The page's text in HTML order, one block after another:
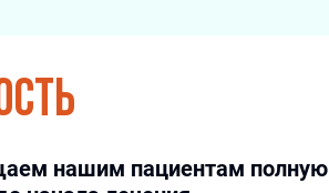
нашим пациентам полную